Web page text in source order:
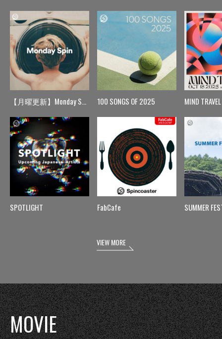
【月曜更新】Monday Spin
SPOTLIGHT
100 SONGS OF 2025
FabCafe
MIND TRAVEL
SUMMER
VIEW MORE
MOVIE